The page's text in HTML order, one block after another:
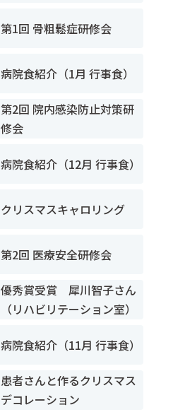
第1回 骨粗鬆症研修会
病院食紹介（1月 行事食）
第2回 院内感染防止対策研
修会
病院食紹介（12月 行事食）
クリスマスキャロリング
第2回 医療安全研修会
優秀賞受賞 犀川智子さん
（リハビリテーション室）
病院食紹介（11月 行事食）
患者さんと作るクリスマス
デコレーション